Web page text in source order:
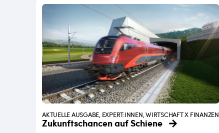
AKTUELLE AUSGABE, EXPERT:INNEN, WIRTSCHAFT X FINANZEN
Zukunftschancen auf Schiene